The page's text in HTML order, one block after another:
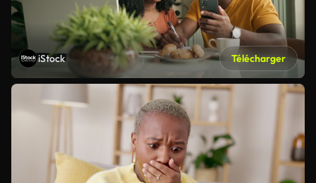
iStock Télécharger